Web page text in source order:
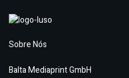
Sobre Nós
Balta Mediaprint GmbH